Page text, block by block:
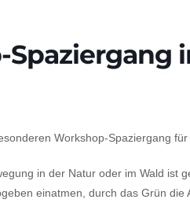
Workshop-Spaziergang
in der Natur oder im Wald ist
einatmen, durch das Grün